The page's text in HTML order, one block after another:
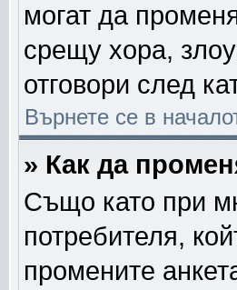
могат да
срещу хора,
отговори след
Върнете се в
» Как да
Също като при
потребителя,
промените